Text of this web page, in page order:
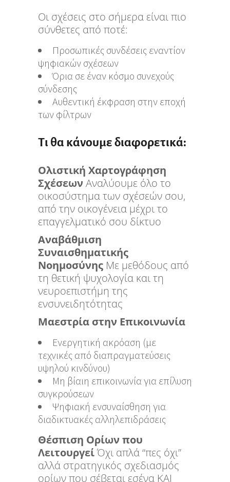
Οι σχέσεις στο σήμερα είναι πιο
σύνθετες από ποτέ:
Προσωπικές συνδέσεις εναντίον
ψηφιακών σχέσεων
Όρια σε έναν κόσμο συνεχούς
σύνδεσης
Αυθεντική έκφραση στην εποχή
των φίλτρων
Τι θα κάνουμε διαφορετικά:
Ολιστική Χαρτογράφηση
Σχέσεων Αναλύουμε όλο το
οικοσύστημα των σχέσεών σου,
από την οικογένεια μέχρι το
επαγγελματικό σου δίκτυο
Αναβάθμιση
Συναισθηματικής
Νοημοσύνης Με μεθόδους από
τη θετική ψυχολογία και τη
νευροεπιστήμη της
ενσυνειδητότητας
Μαεστρία στην Επικοινωνία
Ενεργητική ακρόαση (με
τεχνικές από διαπραγματεύσεις
υψηλού κινδύνου)
Μη βίαιη επικοινωνία για επίλυση
συγκρούσεων
Ψηφιακή ενσυναίσθηση για
διαδικτυακές αλληλεπιδράσεις
Θέσπιση Ορίων που
ΛειτουργείΌχι απλά “πες όχι”
αλλά στρατηγικός σχεδιασμός
ορίων που σέβεται εσένα ΚΑΙ